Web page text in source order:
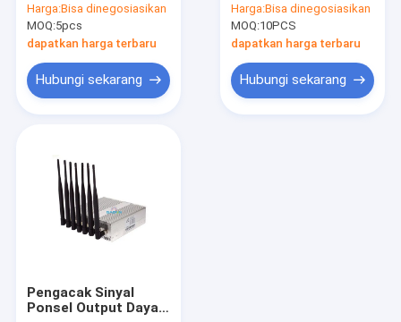
Antena Omni-
Directional dan
Jangkauan Jamming
Harga:Bisa dinegosiasikan
MOQ:5pcs
dapatkan harga terbaru
Hubungi sekarang
dengan Jamming
Radius 40m
Harga:Bisa dinegosiasikan
MOQ:10PCS
dapatkan harga terbaru
Hubungi sekarang
Pengacak Sinyal
Ponsel Output Daya